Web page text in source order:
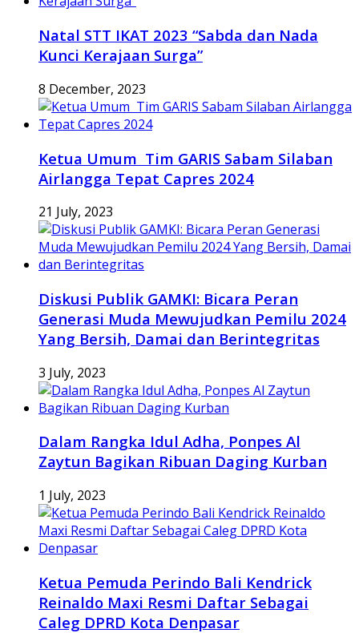
Natal STT IKAT 2023 “Sabda dan Nada
Kunci Kerajaan Surga”
8 December, 2023
Ketua Umum Tim GARIS Sabam Silaban
Airlangga Tepat Capres 2024
21 July, 2023
Diskusi Publik GAMKI: Bicara Peran
Generasi Muda Mewujudkan Pemilu 2024
Yang Bersih, Damai dan Berintegritas
3 July, 2023
Dalam Rangka Idul Adha, Ponpes Al
Zaytun Bagikan Ribuan Daging Kurban
1 July, 2023
Ketua Pemuda Perindo Bali Kendrick
Reinaldo Maxi Resmi Daftar Sebagai
Caleg DPRD Kota Denpasar